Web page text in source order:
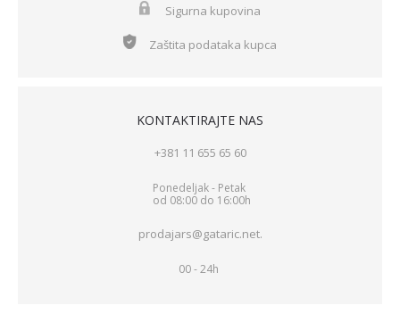
Sigurna kupovina
Zaštita podataka kupca
KONTAKTIRAJTE NAS
+381 11 655 65 60
Ponedeljak - Petak
od 08:00 do 16:00h
prodajars@gataric.net.
00 - 24h